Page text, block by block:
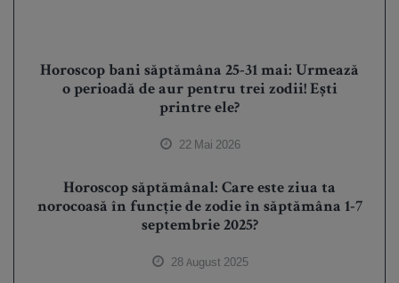
Horoscop bani săptămâna 25-31 mai: Urmează
o perioadă de aur pentru trei zodii! Ești
printre ele?
22 Mai 2026
Horoscop săptămânal: Care este ziua ta
norocoasă în funcție de zodie în săptămâna 1-7
septembrie 2025?
28 August 2025